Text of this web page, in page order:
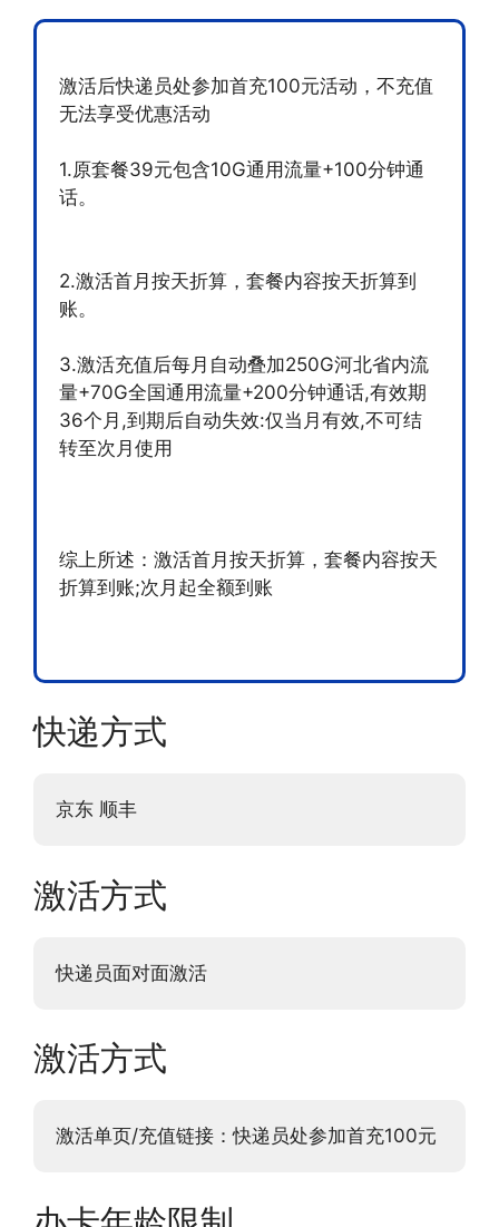
激活后快递员处参加首充100元活动，不充值
无法享受优惠活动
1.原套餐39元包含10G通用流量+100分钟通
话。
2.激活首月按天折算，套餐内容按天折算到
账。
3.激活充值后每月自动叠加250G河北省内流
量+70G全国通用流量+200分钟通话,有效期
36个月,到期后自动失效:仅当月有效,不可结
转至次月使用
综上所述：激活首月按天折算，套餐内容按天
折算到账;次月起全额到账
快递方式
京东 顺丰
激活方式
快递员面对面激活
激活方式
激活单页/充值链接：快递员处参加首充100元